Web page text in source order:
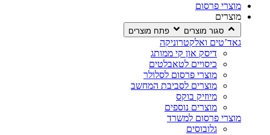
מוצרי פרסום
מוצרים
סגור מוצרים פתח מוצרים
גאד’טים ואלקטרוניקה
דיסק און קי ממותג
כיסויים לטאבלטים
מוצרי פרסום לסלולר
מוצרים לסביבת המחשב
מיוזיק בוקס
מוצרים נוספים
מוצרי פרסום למשרד
גלובוסים